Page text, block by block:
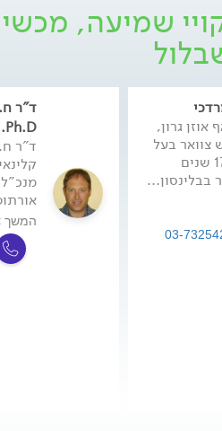
שמיעה,
ד"ר
Ph.D.
ד"ר
המשך
גרון,
צוואר בעל
נסיון של 17 שנים
בבלינסון...
03-